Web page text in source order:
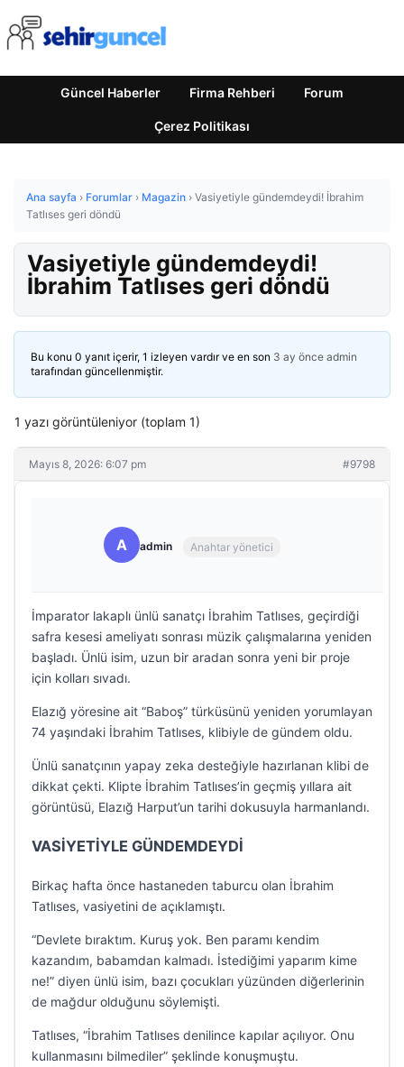
Güncel Haberler Firma Rehberi Forum
Çerez Politikası
Ana sayfa › Forumlar › Magazin › Vasiyetiyle gündemdeydi! İbrahim
Tatlıses geri döndü
Vasiyetiyle gündemdeydi!
İbrahim Tatlıses geri döndü
Bu konu 0 yanıt içerir, 1 izleyen vardır ve en son 3 ay önce admin
tarafından güncellenmiştir.
1 yazı görüntüleniyor (toplam 1)
Mayıs 8, 2026: 6:07 pm #9798
A admin Anahtar yönetici
İmparator lakaplı ünlü sanatçı İbrahim Tatlıses, geçirdiği
safra kesesi ameliyatı sonrası müzik çalışmalarına yeniden
başladı. Ünlü isim, uzun bir aradan sonra yeni bir proje
için kolları sıvadı.
Elazığ yöresine ait “Baboş” türküsünü yeniden yorumlayan
74 yaşındaki İbrahim Tatlıses, klibiyle de gündem oldu.
Ünlü sanatçının yapay zeka desteğiyle hazırlanan klibi de
dikkat çekti. Klipte İbrahim Tatlıses’in geçmiş yıllara ait
görüntüsü, Elazığ Harput’un tarihi dokusuyla harmanlandı.
VASİYETİYLE GÜNDEMDEYDİ
Birkaç hafta önce hastaneden taburcu olan İbrahim
Tatlıses, vasiyetini de açıklamıştı.
“Devlete bıraktım. Kuruş yok. Ben paramı kendim
kazandım, babamdan kalmadı. İstediğimi yaparım kime
ne!” diyen ünlü isim, bazı çocukları yüzünden diğerlerinin
de mağdur olduğunu söylemişti.
Tatlıses, “İbrahim Tatlıses denilince kapılar açılıyor. Onu
kullanmasını bilmediler” şeklinde konuşmuştu.